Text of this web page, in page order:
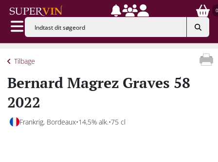
0
Tilbage
Bernard Magrez Graves 58
2022
Frankrig, Bordeaux 14,5% alk. 75 cl